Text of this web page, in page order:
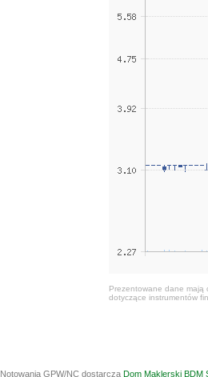
Prezentowane dane mają
dotyczące instrumentów
Notowania GPW/NC dostarcza Dom Maklerski BDM